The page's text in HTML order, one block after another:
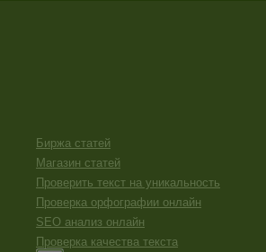
Биржа статей
Магазин статей
Проверить текст на уникальность
Проверка орфографии онлайн
SEO анализ онлайн
Проверка качества текста